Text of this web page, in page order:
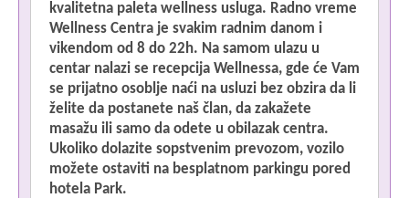
kvalitetna paleta wellness usluga. Radno vreme
Wellness Centra je svakim radnim danom i
vikendom od 8 do 22h. Na samom ulazu u
centar nalazi se recepcija Wellnessa, gde će Vam
se prijatno osoblje naći na usluzi bez obzira da li
želite da postanete naš član, da zakažete
masažu ili samo da odete u obilazak centra.
Ukoliko dolazite sopstvenim prevozom, vozilo
možete ostaviti na besplatnom parkingu pored
hotela Park.